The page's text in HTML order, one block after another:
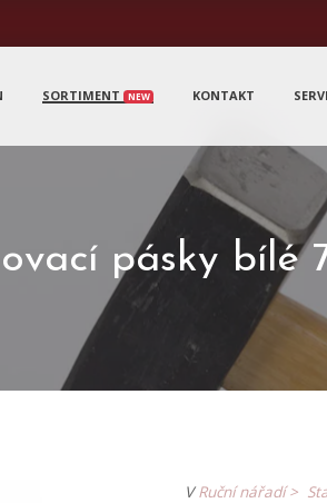
SORTIMENT NEW KONTAKT
pásky bílé
VRuční nářadí >